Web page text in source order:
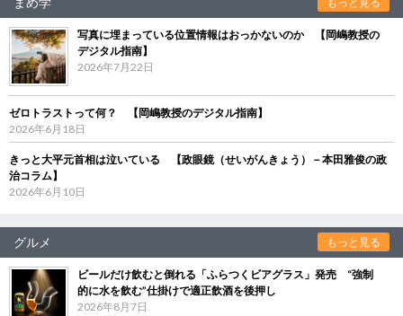
写真に埋まっている位置情報はおっかないのか 【岡嶋教授の
デジタル指南】
2026年7月22日
ゼロトラストって何？ 【岡嶋教授のデジタル指南】
2026年6月18日
きっと大平元首相は泣いている 【政眼鏡（せいがんきょう）－本田雅俊の政
治コラム】
2026年6月10日
グルメ もっと見る
ビールだけ飲むと倒れる「ふらつくビアグラス」発売 “強制
的に水を飲む”仕掛けで適正飲酒を後押し
2026年8月7日